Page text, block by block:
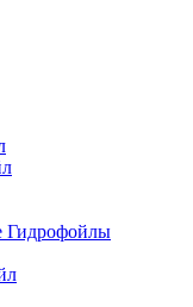
Гидрофойлы